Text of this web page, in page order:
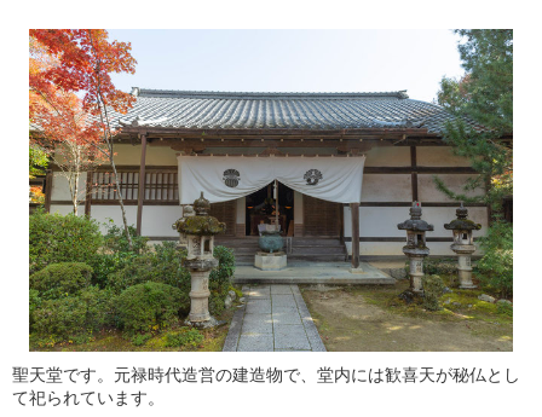
聖天堂です。元禄時代造営の建造物で、堂内には歓喜天が秘仏とし
て祀られています。